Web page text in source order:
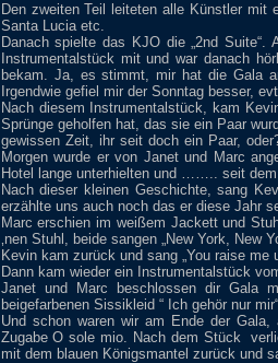
Den zweiten Teil leiteten alle Künstler mit
Santa Lucia etc.
Danach spielte das KJO die „2nd
Instrumentalstück mit und war danach
bekam. Ja, es stimmt, mir hat die Gala
Irgendwie gefiel mir der Sonntag besser,
Nach diesem Instrumentalstück, kam
Sprünge geholfen hat, das sie ein Paar
gewissen Zeit, ihr seit doch ein Paar,
Morgen wurde er von Janet und Marc
Hotel lange unterhielten und …….. seit
Nach dieser kleinen Geschichte, sang
erzählte uns auch noch das er diese Jahr
Marc erschien im weißem Jackett und
‚nen Stuhl, beide sangen „New York, New
Kevin kam zurück und sang „You raise me
Dann kam wieder ein Instrumentalstück
Janet und Marc beschlossen dir Gala
beigefarbenen Sissikleid “ Ich gehör nur
Und schon waren wir am Ende der
Zugabe O sole mio. Nach dem Stück
mit dem blauen Königsmantel zurück und